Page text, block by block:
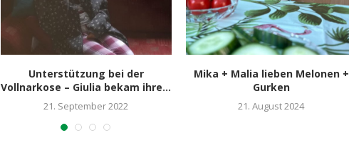
Unterstützung bei der
Vollnarkose – Giulia bekam ihre...
21. September 2022
Mika + Malia lieben Melonen +
Gurken
21. August 2024